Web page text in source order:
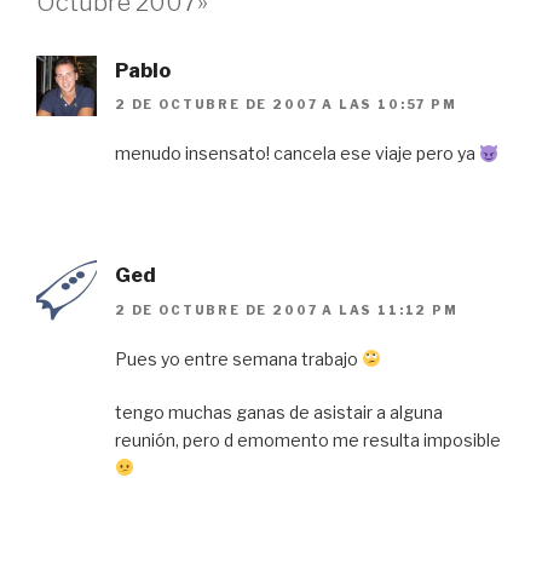
Pablo
2 DE OCTUBRE DE 2007 A LAS 10:57 PM
menudo insensato! cancela ese viaje pero ya
Ged
2 DE OCTUBRE DE 2007 A LAS 11:12 PM
Pues yo entre semana trabajo
tengo muchas ganas de asistair a alguna
reunión, pero d emomento me resulta imposible